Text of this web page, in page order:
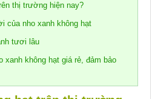
thị trường hiện nay?
của nho xanh không hạt
tươi lâu
xanh không hạt giá rẻ, đảm bảo